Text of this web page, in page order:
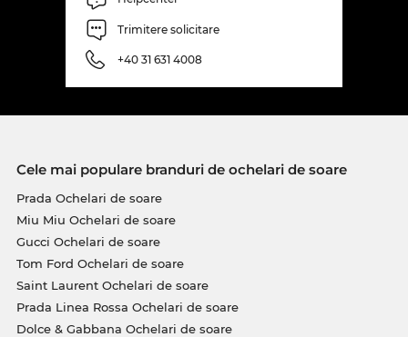
Trimitere solicitare
+40 31 631 4008
Cele mai populare branduri de ochelari de soare
Prada Ochelari de soare
Miu Miu Ochelari de soare
Gucci Ochelari de soare
Tom Ford Ochelari de soare
Saint Laurent Ochelari de soare
Prada Linea Rossa Ochelari de soare
Dolce & Gabbana Ochelari de soare